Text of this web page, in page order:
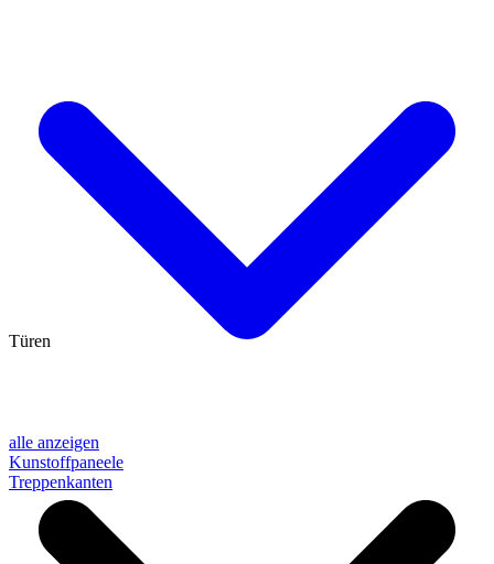
alle anzeigen
Kunstoffpaneele
Treppenkanten
Türen